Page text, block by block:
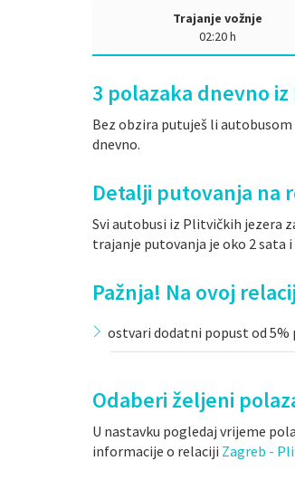
Trajanje vožnje
02:20 h
3 polazaka dnevno
Bez obzira putuješ li
dnevno.
Detalji putovanja na
Svi autobusi iz Plitvičkih jezera
trajanje putovanja je oko 2 sata
Pažnja! Na ovoj
ostvari dodatni popust od
Odaberi željeni
U nastavku pogledaj vrijeme
informacije o relaciji Zagreb -